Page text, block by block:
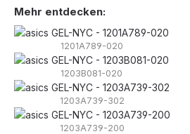
Mehr entdecken:
1201A789-020
1203B081-020
1203A739-302
1203A739-200